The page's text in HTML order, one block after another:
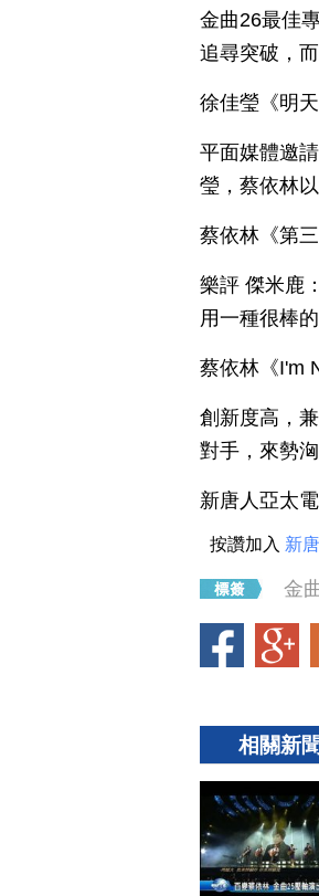
金曲26最佳
追尋突破，
徐佳瑩《明
平面媒體邀
瑩，蔡依林
蔡依林《第
樂評 傑米鹿
用一種很棒
蔡依林《I'm
創新度高，
對手，來勢
新唐人亞太
按讚加入 新
金
相關新聞